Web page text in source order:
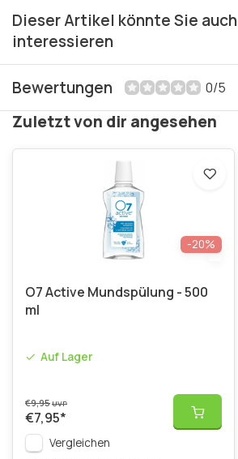
Dieser Artikel könnte Sie auch
interessieren
Bewertungen 0/5
Zuletzt von dir angesehen
-20%
O7 Active Mundspülung - 500
ml
Auf Lager
€9,95UVP
€7,95*
Vergleichen